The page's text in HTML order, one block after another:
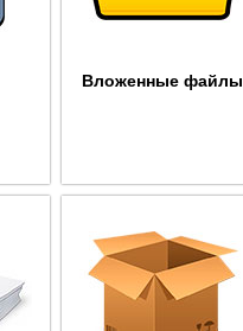
Вложенные файлы